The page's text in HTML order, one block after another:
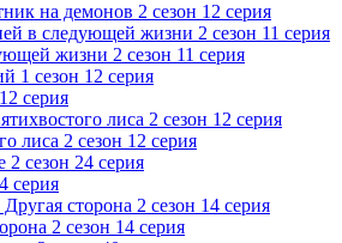
на демонов 2 сезон 12 серия
жизни 2 сезон 11 серия
серия
лиса 2 сезон 12 серия
серия
2 сезон 14 серия